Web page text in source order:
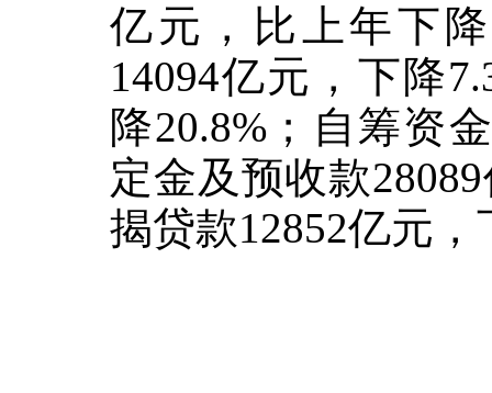
亿元，比上年下降
14094亿元，下降
降20.8% ；自筹资
定金及预收款28089
揭贷款12852亿元，